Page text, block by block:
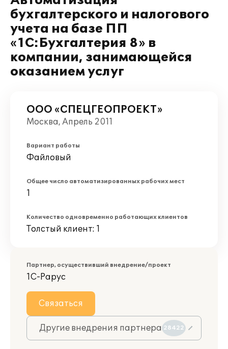
бухгалтерского и налогового
учета на базе ПП
«1С:Бухгалтерия 8» в
компании, занимающейся
оказанием услуг
ООО «СПЕЦГЕОПРОЕКТ»
Москва, Апрель 2011
Вариант работы
Файловый
Общее число автоматизированных рабочих мест
1
Количество одновременно работающих клиентов
Толстый клиент: 1
Партнер, осуществивший внедрение/проект
1С-Рарус
Связаться
Другие внедрения партнера 28422